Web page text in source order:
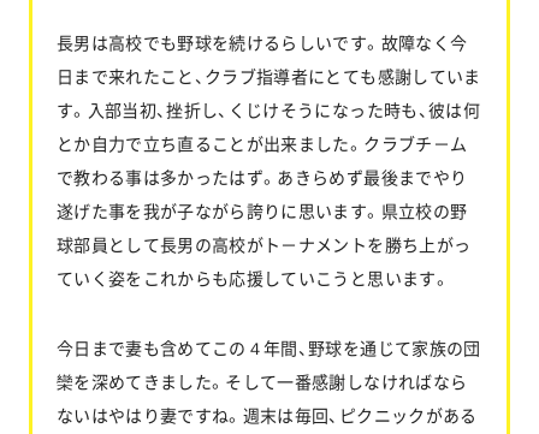
長男は高校でも野球を続けるらしいです。故障なく今
日まで来れたこと、クラブ指導者にとても感謝していま
す。入部当初、挫折し、くじけそうになった時も、彼は何
とか自力で立ち直ることが出来ました。クラブチ－ム
で教わる事は多かったはず。あきらめず最後までやり
遂げた事を我が子ながら誇りに思います。県立校の野
球部員として長男の高校がト－ナメントを勝ち上がっ
ていく姿をこれからも応援していこうと思います。
今日まで妻も含めてこの４年間、野球を通じて家族の団
欒を深めてきました。そして一番感謝しなければなら
ないはやはり妻ですね。週末は毎回、ピクニックがある